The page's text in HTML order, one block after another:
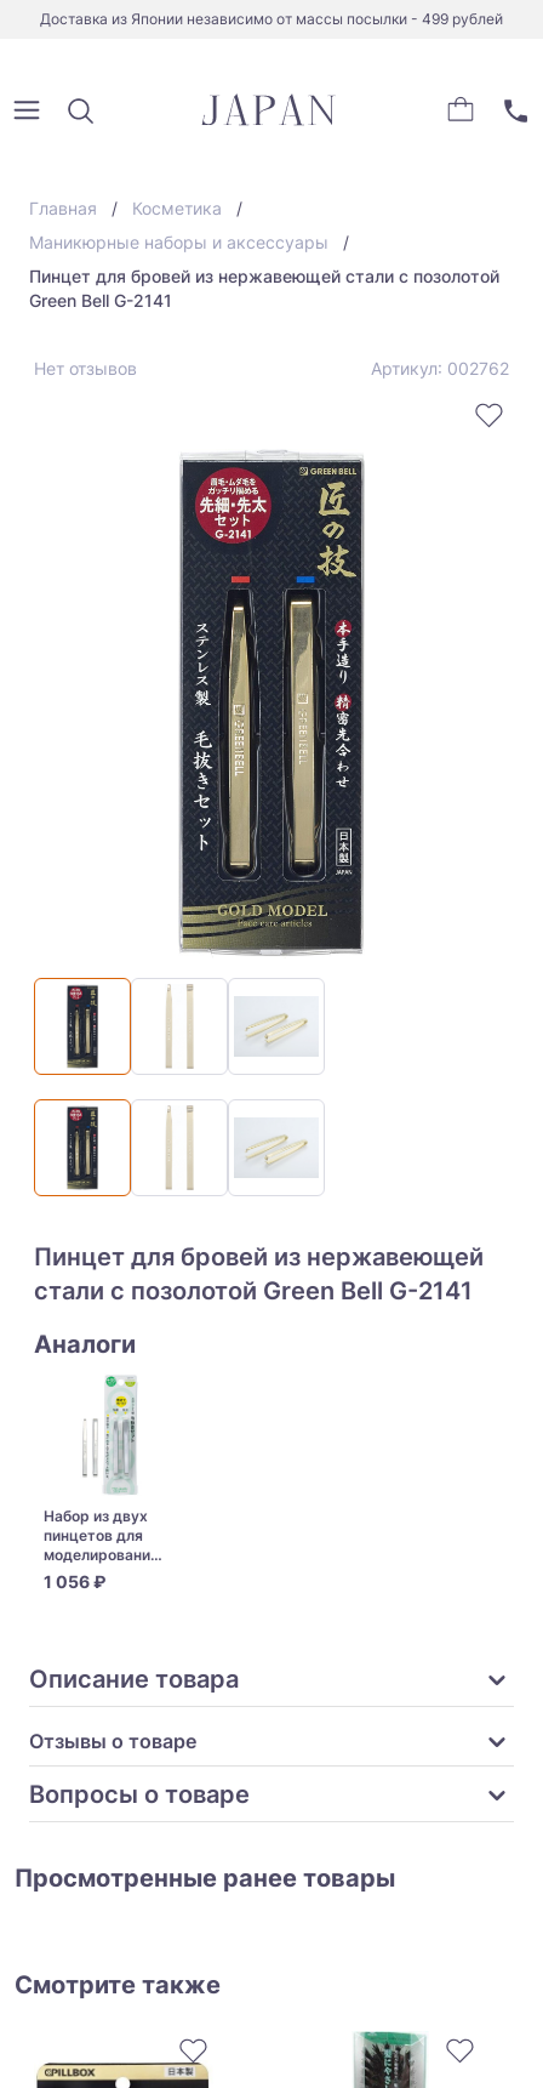
Доставка из Японии независимо от массы посылки - 499 рублей
Главная
Косметика
Маникюрные наборы и аксессуары
Пинцет для бровей из нержавеющей стали с позолотой
Green Bell G-2141
Нет отзывов Артикул: 002762
Пинцет для бровей из нержавеющей
стали с позолотой Green Bell G-2141
Аналоги
Набор из двух
пинцетов для
моделирования
бровей Green
Bell QQ-503
1 056 ₽
Описание товара
Отзывы о товаре
Вопросы о товаре
Просмотренные ранее товары
Смотрите также